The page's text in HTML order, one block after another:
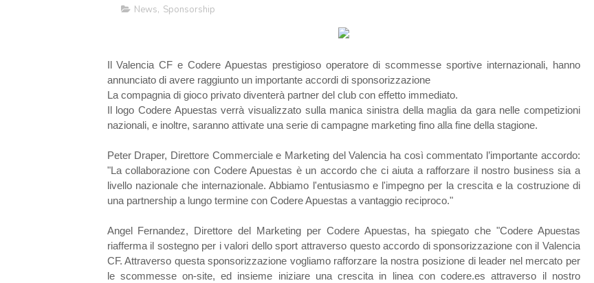
News, Sponsorship
Il Valencia CF e Codere Apuestas prestigioso operatore di scommesse sportive internazionali, hanno
annunciato di avere raggiunto un importante accordi di sponsorizzazione
La compagnia di gioco privato diventerà partner del club con effetto immediato.
Il logo Codere Apuestas verrà visualizzato sulla manica sinistra della maglia da gara nelle competizioni
nazionali, e inoltre, saranno attivate una serie di campagne marketing fino alla fine della stagione.
Peter Draper, Direttore Commerciale e Marketing del Valencia ha così commentato l’importante accordo:
"La collaborazione con Codere Apuestas è un accordo che ci aiuta a rafforzare il nostro business sia a
livello nazionale che internazionale. Abbiamo l'entusiasmo e l'impegno per la crescita e la costruzione di
una partnership a lungo termine con Codere Apuestas a vantaggio reciproco."
Angel Fernandez, Direttore del Marketing per Codere Apuestas, ha spiegato che "Codere Apuestas
riafferma il sostegno per i valori dello sport attraverso questo accordo di sponsorizzazione con il Valencia
CF. Attraverso questa sponsorizzazione vogliamo rafforzare la nostra posizione di leader nel mercato per
le scommesse on-site, ed insieme iniziare una crescita in linea con codere.es attraverso il nostro